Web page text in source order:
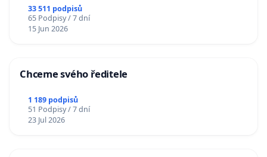
33 511 podpisů
65 Podpisy / 7 dní
15 Jun 2026
Chceme svého ředitele
1 189 podpisů
51 Podpisy / 7 dní
23 Jul 2026